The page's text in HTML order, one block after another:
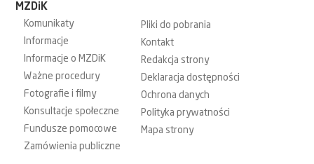
MZDiK
Komunikaty
Informacje
Informacje o MZDiK
Ważne procedury
Fotografie i filmy
Konsultacje społeczne
Fundusze pomocowe
Zamówienia publiczne
Pliki do pobrania
Kontakt
Redakcja strony
Deklaracja dostępności
Ochrona danych
Polityka prywatności
Mapa strony